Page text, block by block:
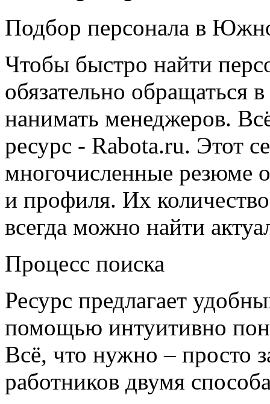
Подбор персонала в
Чтобы быстро найти
обязательно обращаться
нанимать менеджеров.
ресурс - Rabota.ru. Этот
многочисленные резюме
и профиля. Их
всегда можно найти
Процесс поиска
Ресурс предлагает
помощью интуитивно
Всё, что нужно – просто
работников двумя